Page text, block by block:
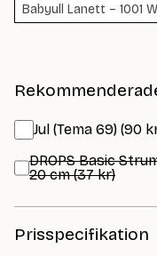
Babyull Lanett – 1001
Jul (Tema 69) (90
DROPS Basic
20 cm (37 kr)
Prisspecifikation